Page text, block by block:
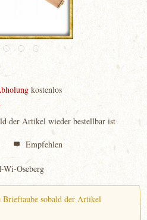
kostenlos
der Artikel wieder bestellbar ist
Empfehlen
Wi-Oseberg
Brieftaube sobald der Artikel